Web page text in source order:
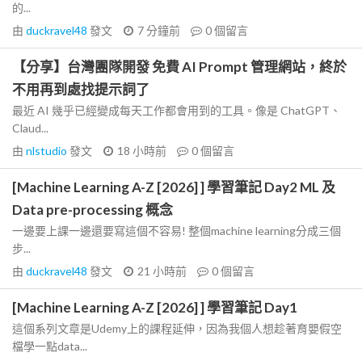
的...
由 duckravel48 發文 7 分鐘前 0個留言
【分享】台灣團隊開發 免費 AI Prompt 管理網站，終於
不用再到處找提示詞了
最近 AI 幾乎已經變成每天工作都會用到的工具。像是 ChatGPT、
Claud...
由 nlstudio 發文 18 小時前 0個留言
[Machine Learning A-Z [2026] ] 學習筆記 Day2 ML 及
Data pre-processing 概念
一邊要上課一邊還要寫這個不容易! 整個machine learning分成三個
步...
由 duckravel48 發文 21 小時前 0個留言
[Machine Learning A-Z [2026] ] 學習筆記 Day1
這個系列文章是Udemy上的課程延伸，因為我個人想趁著育嬰假空
檔學一點data...